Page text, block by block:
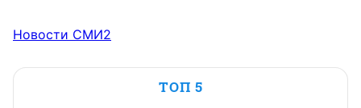
Новости СМИ2
ТОП 5